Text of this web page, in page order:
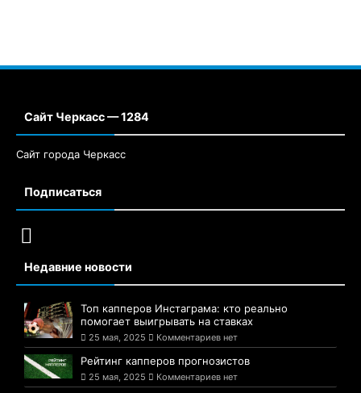
Сайт Черкасс — 1284
Сайт города Черкасс
Подписаться
Недавние новости
Топ капперов Инстаграма: кто реально
помогает выигрывать на ставках
25 мая, 2025 Комментариев нет
Рейтинг капперов прогнозистов
25 мая, 2025 Комментариев нет